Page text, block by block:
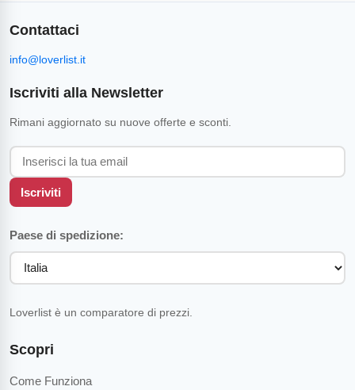
Scopri
Come Funziona
Contattaci
info@loverlist.it
Iscriviti alla Newsletter
Rimani aggiornato su nuove offerte e sconti.
Iscriviti
Paese di spedizione:
Loverlist è un comparatore di prezzi.